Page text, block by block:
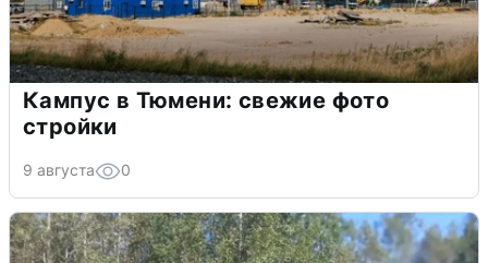
Кампус в Тюмени: свежие фото
стройки
9 августа 0